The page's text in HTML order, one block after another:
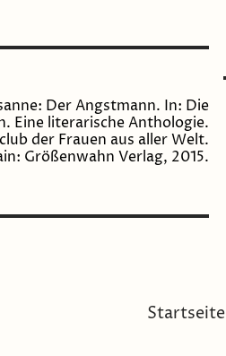
Der Angstmann. In: Die
Eine literarische Anthologie.
der Frauen aus aller Welt.
Größenwahn Verlag, 2015.
Startseite